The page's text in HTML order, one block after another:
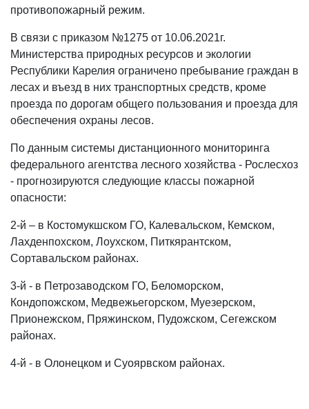
противопожарный режим.
В связи с приказом №1275 от 10.06.2021г.
Министерства природных ресурсов и экологии
Республики Карелия ограничено пребывание граждан в
лесах и въезд в них транспортных средств, кроме
проезда по дорогам общего пользования и проезда для
обеспечения охраны лесов.
По данным системы дистанционного мониторинга
федерального агентства лесного хозяйства - Рослесхоз
- прогнозируются следующие классы пожарной
опасности:
2-й – в Костомукшском ГО, Калевальском, Кемском,
Лахденпохском, Лоухском, Питкярантском,
Сортавальском районах.
3-й - в Петрозаводском ГО, Беломорском,
Кондопожском, Медвежьегорском, Муезерском,
Прионежском, Пряжинском, Пудожском, Сегежском
районах.
4-й - в Олонецком и Суоярвском районах.